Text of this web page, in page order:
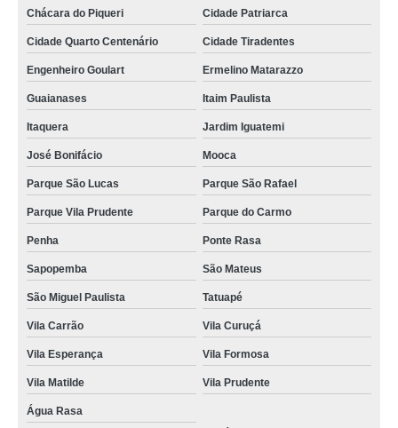
Chácara do Piqueri Cidade Patriarca
Cidade Quarto Centenário Cidade Tiradentes
Engenheiro Goulart Ermelino Matarazzo
Guaianases Itaim Paulista
Itaquera Jardim Iguatemi
José Bonifácio Mooca
Parque São Lucas Parque São Rafael
Parque Vila Prudente Parque do Carmo
Penha Ponte Rasa
Sapopemba São Mateus
São Miguel Paulista Tatuapé
Vila Carrão Vila Curuçá
Vila Esperança Vila Formosa
Vila Matilde Vila Prudente
Água Rasa